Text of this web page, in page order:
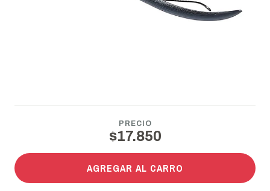
PRECIO
$17.850
AGREGAR AL CARRO